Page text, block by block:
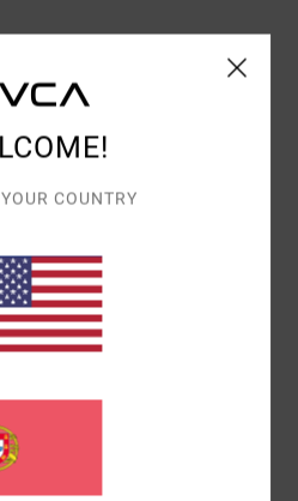
em mistura de 53% poliéster
laterais
única RVCA no bolso
COUNTRY